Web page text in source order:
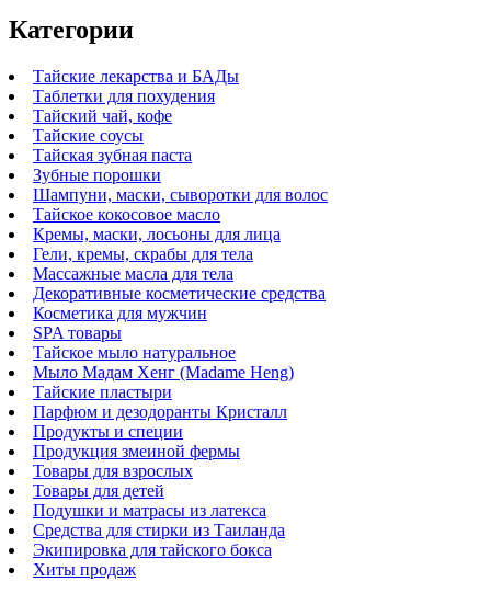
Категории
Тайские лекарства и БАДы
Таблетки для похудения
Тайский чай, кофе
Тайские соусы
Тайская зубная паста
Зубные порошки
Шампуни, маски, сыворотки для волос
Тайское кокосовое масло
Кремы, маски, лосьоны для лица
Гели, кремы, скрабы для тела
Массажные масла для тела
Декоративные косметические средства
Косметика для мужчин
SPA товары
Тайское мыло натуральное
Мыло Мадам Хенг (Madame Heng)
Тайские пластыри
Парфюм и дезодоранты Кристалл
Продукты и специи
Продукция змеиной фермы
Товары для взрослых
Товары для детей
Подушки и матрасы из латекса
Средства для стирки из Таиланда
Экипировка для тайского бокса
Хиты продаж